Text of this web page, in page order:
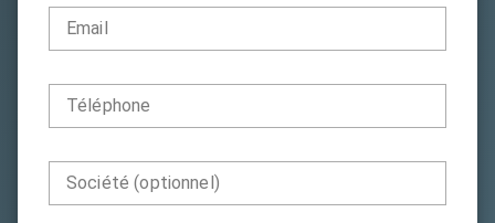
Email
Téléphone
Société (optionnel)